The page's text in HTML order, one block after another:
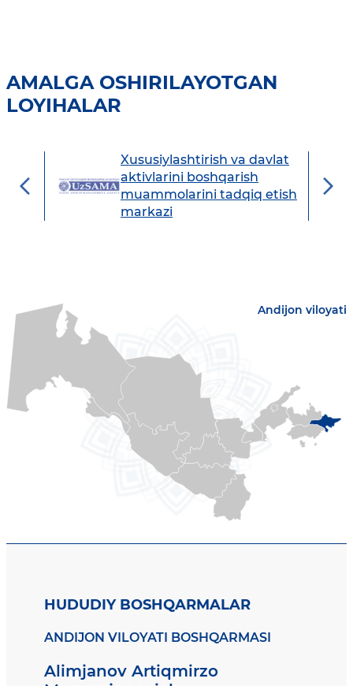
AMALGA OSHIRILAYOTGAN
LOYIHALAR
Xususiylashtirish va davlat
aktivlarini boshqarish
muammolarini tadqiq etish
markazi
Andijon viloyati
HUDUDIY BOSHQARMALAR
ANDIJON VILOYATI BOSHQARMASI
Alimjanov Artiqmirzo